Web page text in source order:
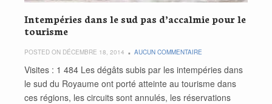
Intempéries dans le sud pas d’accalmie pour le
tourisme
POSTED ON DÉCEMBRE 18, 2014 AUCUN COMMENTAIRE
Visites : 1 484 Les dégâts subis par les intempéries dans
le sud du Royaume ont porté atteinte au tourisme dans
ces régions, les circuits sont annulés, les réservations